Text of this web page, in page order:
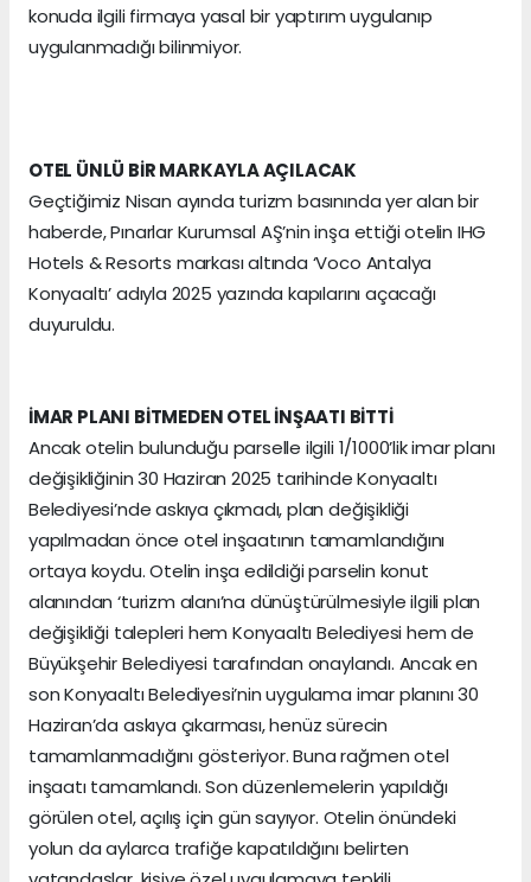
konuda ilgili firmaya yasal bir yaptırım uygulanıp
uygulanmadığı bilinmiyor.
OTEL ÜNLÜ BİR MARKAYLA AÇILACAK
Geçtiğimiz Nisan ayında turizm basınında yer alan bir
haberde, Pınarlar Kurumsal AŞ’nin inşa ettiği otelin IHG
Hotels & Resorts markası altında ‘Voco Antalya
Konyaaltı’ adıyla 2025 yazında kapılarını açacağı
duyuruldu.
İMAR PLANI BİTMEDEN OTEL İNŞAATI BİTTİ
Ancak otelin bulunduğu parselle ilgili 1/1000’lik imar planı
değişikliğinin 30 Haziran 2025 tarihinde Konyaaltı
Belediyesi’nde askıya çıkmadı, plan değişikliği
yapılmadan önce otel inşaatının tamamlandığını
ortaya koydu. Otelin inşa edildiği parselin konut
alanından ‘turizm alanı’na dünüştürülmesiyle ilgili plan
değişikliği talepleri hem Konyaaltı Belediyesi hem de
Büyükşehir Belediyesi tarafından onaylandı. Ancak en
son Konyaaltı Belediyesi’nin uygulama imar planını 30
Haziran’da askıya çıkarması, henüz sürecin
tamamlanmadığını gösteriyor. Buna rağmen otel
inşaatı tamamlandı. Son düzenlemelerin yapıldığı
görülen otel, açılış için gün sayıyor. Otelin önündeki
yolun da aylarca trafiğe kapatıldığını belirten